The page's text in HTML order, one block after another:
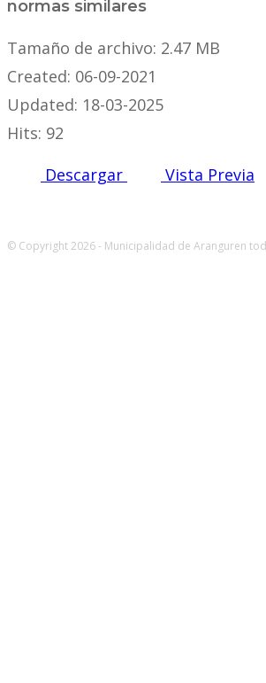
normas similares
Tamaño de archivo: 2.47 MB
Created: 06-09-2021
Updated: 18-03-2025
Hits: 92
Descargar
Vista Previa
© Copyright 2026 - Municipalidad de Aranguren